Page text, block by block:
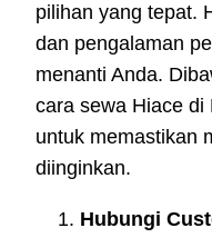
pilihan yang tepat.
dan pengalaman
menanti Anda.
cara sewa Hiace di
untuk memastikan
diinginkan.
Hubungi